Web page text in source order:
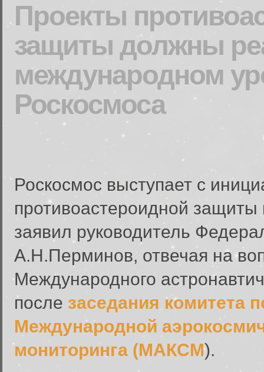
Проекты
защиты должны
международном
Роскосмоса
Роскосмос выступает с
противоастероидной
заявил руководитель
А.Н.Перминов, отвечая на
Международного
после заседания комитета
Международной
мониторинга (МАКСМ).